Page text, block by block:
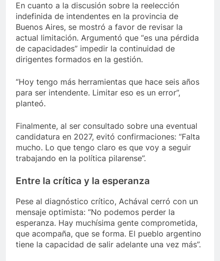
En cuanto a la discusión sobre la reelección
indefinida de intendentes en la provincia de
Buenos Aires, se mostró a favor de revisar la
actual limitación. Argumentó que “es una pérdida
de capacidades” impedir la continuidad de
dirigentes formados en la gestión.
“Hoy tengo más herramientas que hace seis años
para ser intendente. Limitar eso es un error”,
planteó.
Finalmente, al ser consultado sobre una eventual
candidatura en 2027, evitó confirmaciones: “Falta
mucho. Lo que tengo claro es que voy a seguir
trabajando en la política pilarense”.
Entre la crítica y la esperanza
Pese al diagnóstico crítico, Achával cerró con un
mensaje optimista: “No podemos perder la
esperanza. Hay muchísima gente comprometida,
que acompaña, que se forma. El pueblo argentino
tiene la capacidad de salir adelante una vez más”.